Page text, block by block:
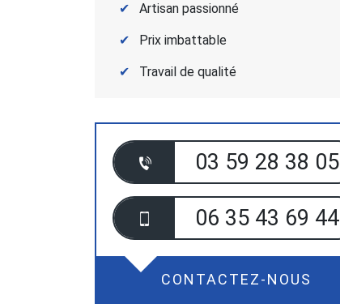
Artisan passionné
Prix imbattable
Travail de qualité
03 59 28 38 05
06 35 43 69 44
CONTACTEZ-NOUS